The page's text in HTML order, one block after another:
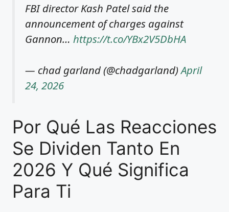
FBI director Kash Patel said the
announcement of charges against
Gannon… https://t.co/YBx2V5DbHA
— chad garland (@chadgarland)April
24, 2026
Por Qué Las Reacciones
Se Dividen Tanto En
2026 Y Qué Significa
Para Ti